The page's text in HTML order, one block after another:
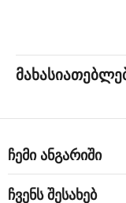
ჩემი ანგარიში
ჩვენს შესახებ